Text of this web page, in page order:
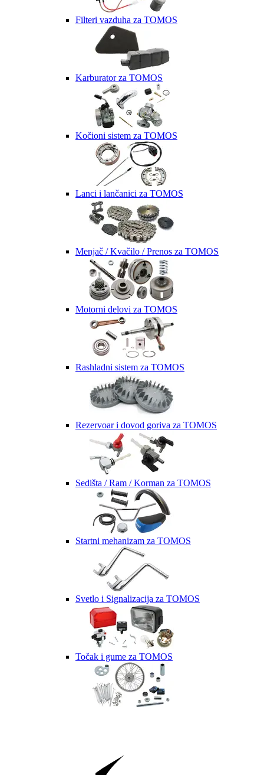
Filteri vazduha za TOMOS
Karburator za TOMOS
Kočioni sistem za TOMOS
Lanci i lančanici za TOMOS
Menjač / Kvačilo / Prenos za TOMOS
Motorni delovi za TOMOS
Rashladni sistem za TOMOS
Rezervoar i dovod goriva za TOMOS
Sedišta / Ram / Korman za TOMOS
Startni mehanizam za TOMOS
Svetlo i Signalizacija za TOMOS
Točak i gume za TOMOS